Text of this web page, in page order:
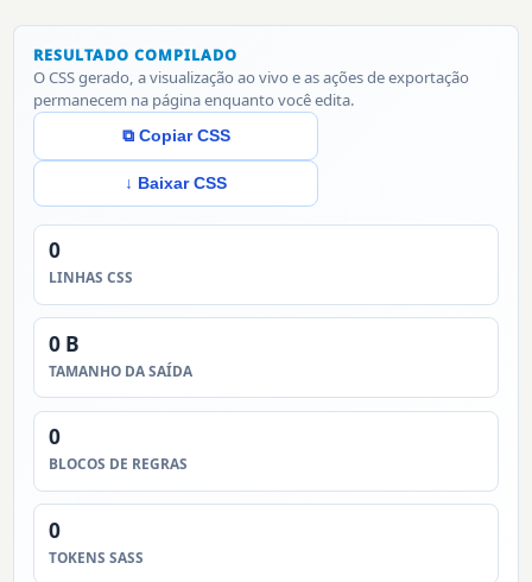
RESULTADO COMPILADO
O CSS gerado, a visualização ao vivo e as ações de exportação
permanecem na página enquanto você edita.
⧉ Copiar CSS
↓ Baixar CSS
0
LINHAS CSS
0 B
TAMANHO DA SAÍDA
0
BLOCOS DE REGRAS
0
TOKENS SASS